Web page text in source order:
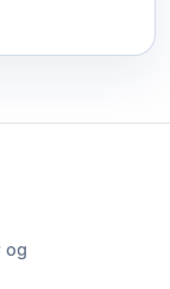
og